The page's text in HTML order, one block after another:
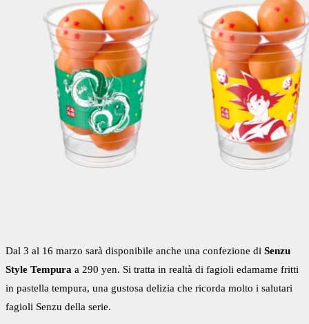
Dal 3 al 16 marzo sarà disponibile anche una confezione di Senzu
Style Tempura a 290 yen. Si tratta in realtà di fagioli edamame fritti
in pastella tempura, una gustosa delizia che ricorda molto i salutari
fagioli Senzu della serie.